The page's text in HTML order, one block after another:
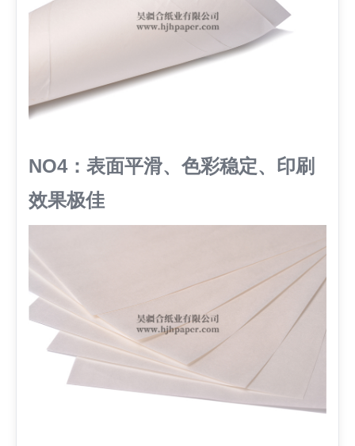
NO4：表面平滑、色彩稳定、印刷
效果极佳